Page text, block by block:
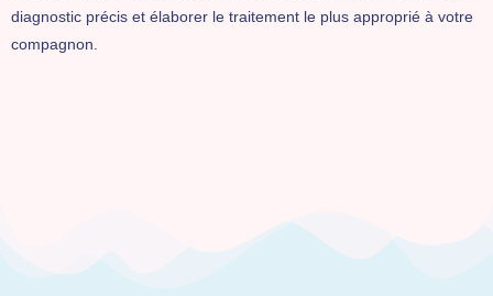
diagnostic précis et élaborer le traitement le plus approprié à votre
compagnon.